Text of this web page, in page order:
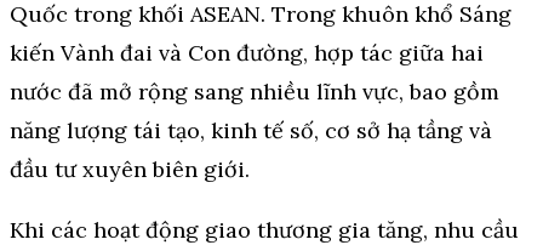
Quốc trong khối ASEAN. Trong khuôn khổ Sáng
kiến Vành đai và Con đường, hợp tác giữa hai
nước đã mở rộng sang nhiều lĩnh vực, bao gồm
năng lượng tái tạo, kinh tế số, cơ sở hạ tầng và
đầu tư xuyên biên giới.
Khi các hoạt động giao thương gia tăng, nhu cầu